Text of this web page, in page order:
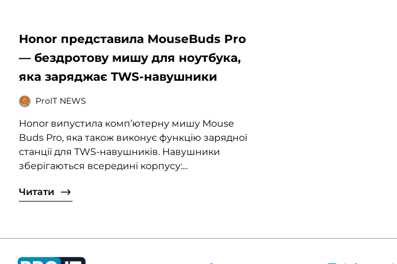
Honor представила MouseBuds Pro
— бездротову мишу для ноутбука,
яка заряджає TWS-навушники
ProIT NEWS
Honor випустила комп’ютерну мишу Mouse
Buds Pro, яка також виконує функцію зарядної
станції для TWS-навушників. Навушники
зберігаються всередині корпусу:...
Читати